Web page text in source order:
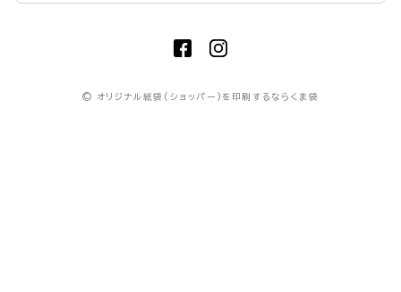
© オリジナル紙袋(ショッパー)を印刷するならくま袋